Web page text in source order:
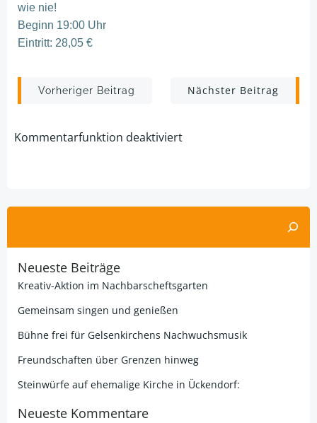
wie nie!
Beginn 19:00 Uhr
Eintritt: 28,05 €
Post
navigation
Vorheriger Beitrag
Post
navigation
Nächster Beitrag
Kommentarfunktion deaktiviert
Neueste Beiträge
Kreativ-Aktion im Nachbarscheftsgarten
Gemeinsam singen und genießen
Bühne frei für Gelsenkirchens Nachwuchsmusik
Freundschaften über Grenzen hinweg
Steinwürfe auf ehemalige Kirche in Ückendorf:
Neueste Kommentare